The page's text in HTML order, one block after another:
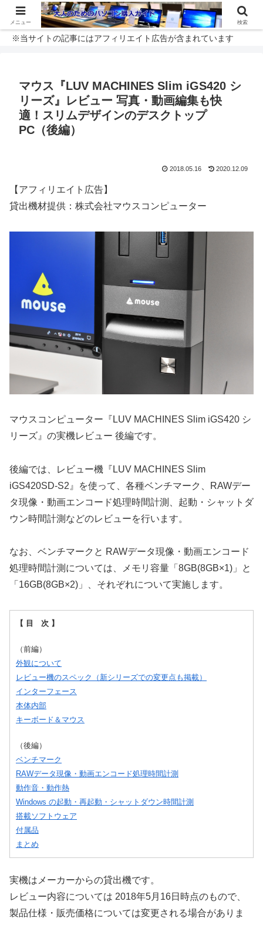
※当サイトの記事にはアフィリエイト広告が含まれています
マウス『LUV MACHINES Slim iGS420 シ
リーズ』レビュー 写真・動画編集も快
適！スリムデザインのデスクトップ
PC（後編）
2018.05.16 2020.12.09
【アフィリエイト広告】
貸出機材提供：株式会社マウスコンピューター
マウスコンピューター『LUV MACHINES Slim iGS420 シ
リーズ』の実機レビュー 後編です。
後編では、レビュー機『LUV MACHINES Slim
iGS420SD-S2』を使って、各種ベンチマーク、RAWデー
タ現像・動画エンコード処理時間計測、起動・シャットダ
ウン時間計測などのレビューを行います。
なお、ベンチマークと RAWデータ現像・動画エンコード
処理時間計測については、メモリ容量「8GB(8GB×1)」と
「16GB(8GB×2)」、それぞれについて実施します。
【 目 次 】
（前編）
外観について
レビュー機のスペック（新シリーズでの変更点も掲載）
インターフェース
本体内部
キーボード＆マウス
（後編）
ベンチマーク
RAWデータ現像・動画エンコード処理時間計測
動作音・動作熱
Windows の起動・再起動・シャットダウン時間計測
搭載ソフトウェア
付属品
まとめ
実機はメーカーからの貸出機です。
レビュー内容については 2018年5月16日時点のもので、
製品仕様・販売価格については変更される場合がありま
メニュー 検索